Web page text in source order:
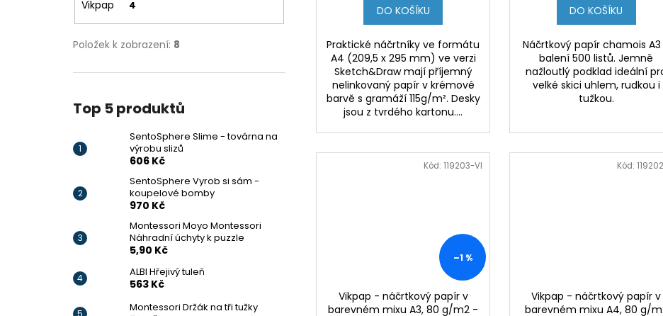
Vikpap 4
Položek k zobrazení: 8
Top 5 produktů
SentoSphere Slime - továrna na
výrobu slizů
606 Kč
SentoSphere Vyrob si sám -
koupelové bomby
970 Kč
Montessori Moyo Montessori
Náhradní úchyty k puzzle
5,90 Kč
ALBI Hřejivý tuleň
563 Kč
Montessori Držák na tři tužky
DO KOŠÍKU
Praktické náčrtníky ve formátu
A4 (209,5 x 295 mm) ve verzi
Sketch&Draw mají příjemný
nelinkovaný papír v krémové
barvě s gramáží 115g/m². Desky
jsou z tvrdého kartonu....
DO KOŠÍKU
Náčrtkový papír chamois
balení 500 listů. Jemně
nažloutlý podklad ideální
velké skici uhlem, rudkou i
tužkou.
–1 %
Vikpap - náčrtkový papír v
barevném mixu A3, 80 g/m2 -
Kód:119203-VI
Vikpap - náčrtkový papír v
barevném mixu A4, 80 g/
Kód: